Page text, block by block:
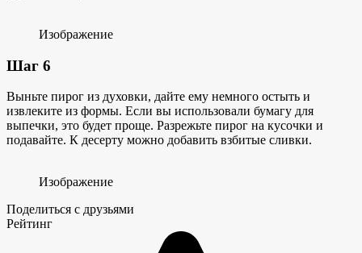
Изображение
Шаг 6
Выньте пирог из духовки, дайте ему немного остыть и
извлеките из формы. Если вы использовали бумагу для
выпечки, это будет проще. Разрежьте пирог на кусочки и
подавайте. К десерту можно добавить взбитые сливки.
Изображение
Поделиться с друзьями
Рейтинг